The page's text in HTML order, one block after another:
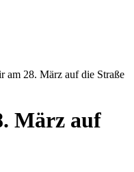
am 28. März auf die Straße
März auf